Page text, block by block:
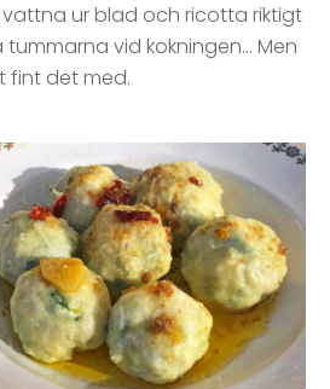
ur blad och ricotta riktigt
vid kokningen… Men
fint det med.